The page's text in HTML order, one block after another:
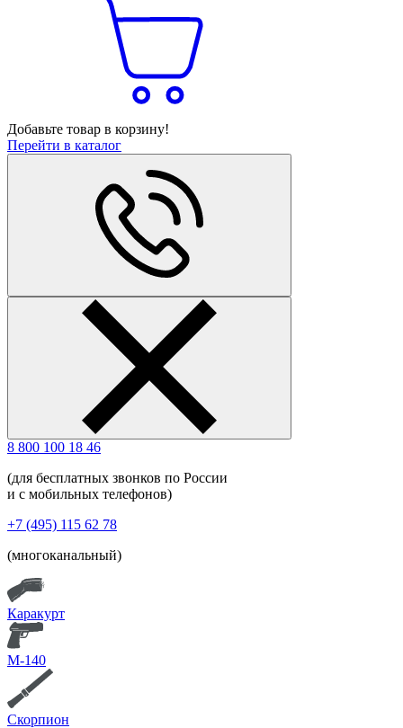
Добавьте товар в корзину!
Перейти в каталог
8 800 100 18 46
(для бесплатных звонков по России
и с мобильных телефонов)
+7 (495) 115 62 78
(многоканальный)
Каракурт
М-140
Скорпион